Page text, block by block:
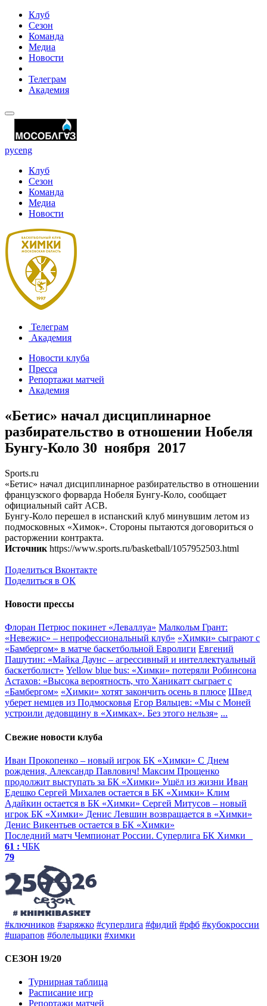
Клуб
Сезон
Команда
Медиа
Новости
Телеграм
Академия
русeng
Клуб
Сезон
Команда
Медиа
Новости
Телеграм
Академия
Новости клуба
Пресса
Репортажи матчей
Академия
«Бетис» начал дисциплинарное
разбирательство в отношении Нобеля
Бунгу-Коло 30 ноября 2017
Sports.ru
«Бетис» начал дисциплинарное разбирательство в отношении
французского форварда Нобеля Бунгу-Коло, сообщает
официальный сайт ACB.
Бунгу-Коло перешел в испанский клуб минувшим летом из
подмосковных «Химок». Стороны пытаются договориться о
расторжении контракта.
Источник https://www.sports.ru/basketball/1057952503.html
Поделиться Вконтакте
Поделиться в ОК
Новости прессы
Флоран Петрюс покинет «Леваллуа» Малкольм Грант:
«Невежис» – непрофессиональный клуб» «Химки» сыграют с
«Бамбергом» в матче баскетбольной Евролиги Евгений
Пашутин: «Майка Даунс – агрессивный и интеллектуальный
баскетболист» Yellow blue bus: «Химки» потеряли Робинсона
Астахов: «Высока вероятность, что Ханикатт сыграет с
«Бамбергом» «Химки» хотят закончить осень в плюсе Швед
уберет немцев из Подмосковья Егор Вяльцев: «Мы с Моней
устроили дедовщину в «Химках». Без этого нельзя» ...
Свежие новости клуба
Иван Прокопенко – новый игрок БК «Химки» С Днем
рождения, Александр Павлович! Максим Прощенко
продолжит выступать за БК «Химки» Ушёл из жизни Иван
Едешко Сергей Михалев остается в БК «Химки» Клим
Адайкин остается в БК «Химки» Сергей Митусов – новый
игрок БК «Химки» Денис Левшин возвращается в «Химки»
Денис Викентьев остается в БК «Химки»
Последний матч Чемпионат России. Суперлига БК Химки
61 : ЧБК
79
#ключников #заряжко #суперлига #фидий #рфб #кубокроссии
#шарапов #болельщики #химки
СЕЗОН 19/20
Турнирная таблица
Расписание игр
Репортажи матчей